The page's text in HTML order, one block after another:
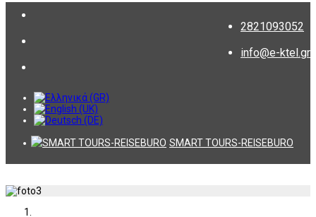
2821093052
info@e-ktel.gr
SMART TOURS-REISEBURO